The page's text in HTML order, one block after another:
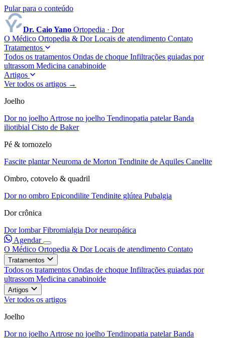
Pular para o conteúdo
Dr. Caio Yano Ortopedia · Dor
O Médico Ortopedia & DorLocais de atendimento Contato
Tratamentos
Todos os tratamentos Ondas de choque Infiltrações guiadas por
ultrassom Medicina canabinoide
Artigos
Ver todos os artigos →
Joelho
Dor no joelho Artrose no joelho Tendinopatia patelarBanda
iliotibial Cisto de Baker
Pé & tornozelo
Fascite plantarNeuroma de Morton Tendinite de Aquiles Canelite
Ombro, cotovelo & quadril
Dor no ombro Epicondilite Tendinite glútea Pubalgia
Dor crônica
Dor lombarFibromialgia Dor neuropática
Agendar
O Médico Ortopedia & DorLocais de atendimento Contato
Tratamentos
Todos os tratamentos Ondas de choque Infiltrações guiadas por
ultrassom Medicina canabinoide
Artigos
Ver todos os artigos
Joelho
Dor no joelho Artrose no joelho Tendinopatia patelarBanda